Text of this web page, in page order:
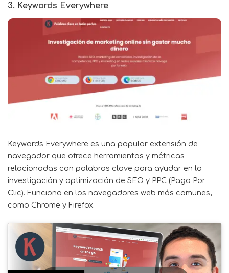
3. Keywords Everywhere
Keywords Everywhere es una popular extensión de
navegador que ofrece herramientas y métricas
relacionadas con palabras clave para ayudar en la
investigación y optimización de SEO y PPC (Pago Por
Clic). Funciona en los navegadores web más comunes,
como Chrome y Firefox.